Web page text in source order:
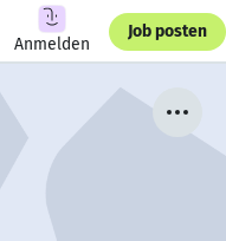
Anmelden
Job posten